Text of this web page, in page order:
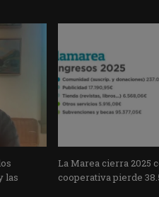
las
La Marea cierra 2025
cooperativa pierde